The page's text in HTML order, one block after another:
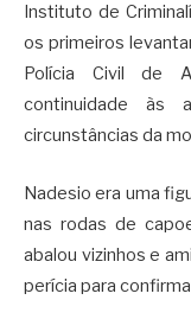
Instituto de
os primeiros
Polícia Civil de
continuidade às
circunstâncias da
Nadesio era uma
nas rodas de
abalou vizinhos e
perícia para